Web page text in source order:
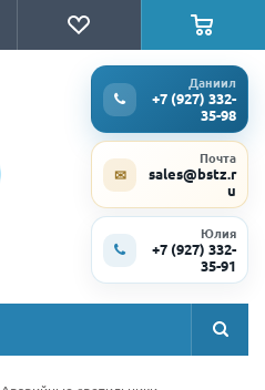
Даниил
+7 (927) 332-
35-98
✉
Почта
sales@bstz.r
u
Юлия
+7 (927) 332-
35-91